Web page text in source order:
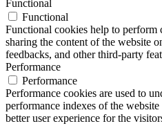
Functional
Functional
Functional cookies help to
sharing the content of the website
feedbacks, and other third-party
Performance
Performance
Performance cookies are used to
performance indexes of the
better user experience for the